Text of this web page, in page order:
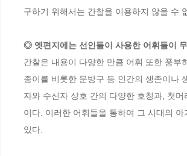
◎ 옛편지에는 선인들이 사용한 어휘들이
간찰은 내용이 다양한 만큼 어휘 또한 풍
종이를 비롯한 문방구 등 인간의 생존이나
자와 수신자 상호 간의 다양한 호칭과, 첫
이다. 이러한 어휘들을 통하여 그 시대의